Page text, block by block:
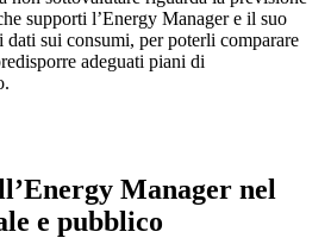
supporti l’Energy Manager e il suo
dati sui consumi, per poterli comparare
adeguati piani di
Manager nel
e pubblico